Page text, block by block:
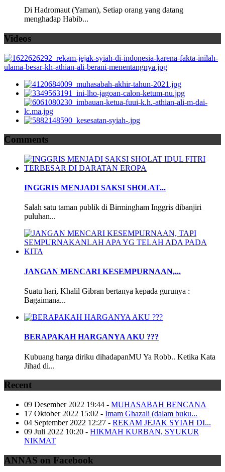
Di Hadromaut (Yaman), Setiap orang yang datang
menghadap Habib...
Videos
Comments
INGGRIS MENJADI SAKSI SHOLAT...
Salah satu taman publik di Birmingham Inggris dibanjiri
puluhan...
JANGAN MENCARI KESEMPURNAAN,...
Suatu hari, Khalil Gibran bertanya kepada gurunya :
Bagaimana...
BERAPAKAH HARGANYA AKU ???
Kubuang harga diriku dihadapanMU Ya Robb.. Ketika Kata
Jihad di...
Recent
09 Desember 2022 19:44 - MUHASABAH BENCANA
17 Oktober 2022 15:02 - Imam Ghazali (dalam buku...
04 September 2022 12:27 - REKAM JEJAK SYIAH DI...
09 Juli 2022 10:20 - HIKMAH KURBAN, SYUKUR
NIKMAT
ANNAS on Facebook